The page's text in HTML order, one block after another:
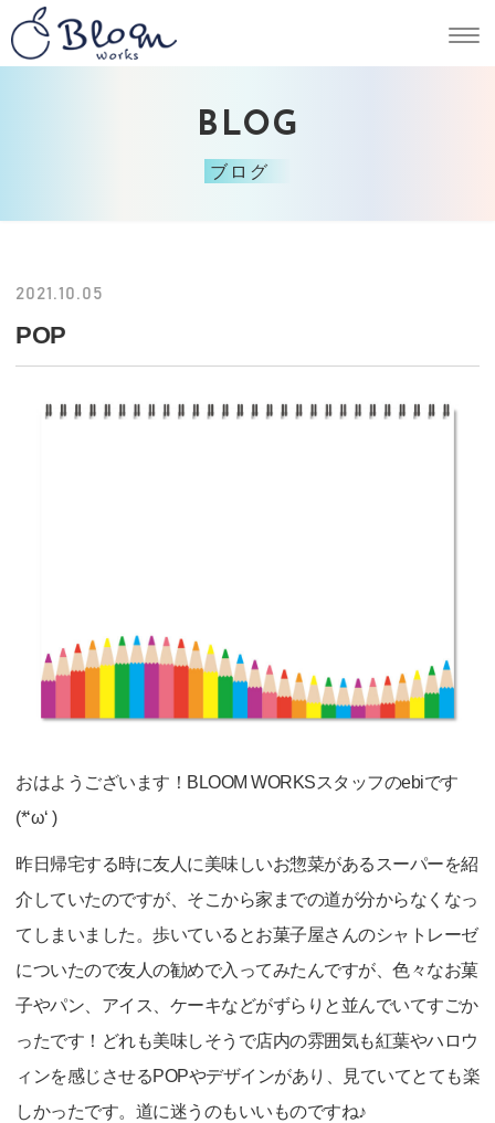
BLOG
ブログ
2021.10.05
POP
おはようございます！BLOOM WORKSスタッフのebiです
(*‘ω‘ )
昨日帰宅する時に友人に美味しいお惣菜があるスーパーを紹
介していたのですが、そこから家までの道が分からなくなっ
てしまいました。歩いているとお菓子屋さんのシャトレーゼ
についたので友人の勧めで入ってみたんですが、色々なお菓
子やパン、アイス、ケーキなどがずらりと並んでいてすごか
ったです！どれも美味しそうで店内の雰囲気も紅葉やハロウ
ィンを感じさせるPOPやデザインがあり、見ていてとても楽
しかったです。道に迷うのもいいものですね♪